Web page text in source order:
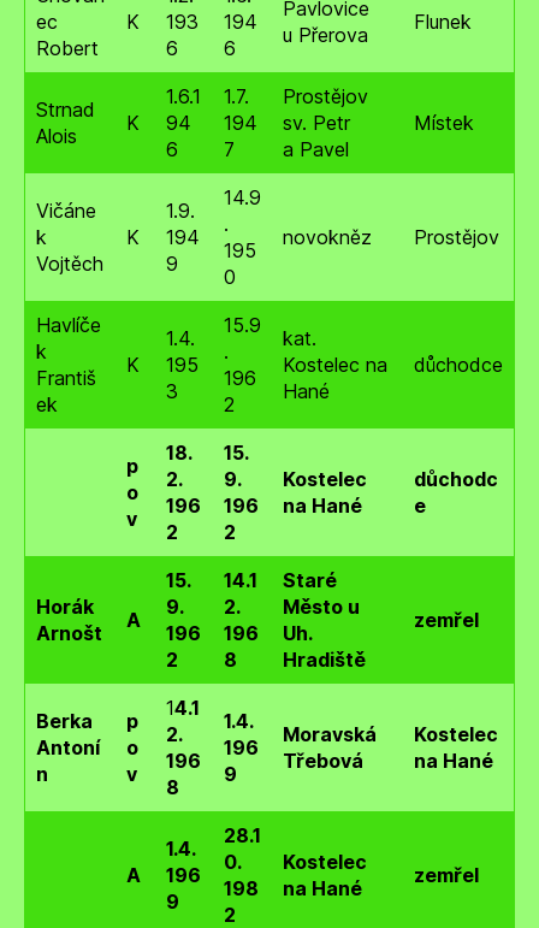
ec
Robert
K
193
6
194
6
Pavlovice
u Přerova
Flunek
Strnad
Alois
K
1.6.1
94
6
1.7.
194
7
Prostějov
sv. Petr
a Pavel
Místek
Vičáne
k
Vojtěch
K
1.9.
194
9
14.9
.
195
0
novokněz Prostějov
Havlíče
k
Františ
ek
K
1.4.
195
3
15.9
.
196
2
kat.
Kostelec na
Hané
důchodce
p
o
v
18.
2.
196
2
15.
9.
196
2
Kostelec
na Hané
důchodc
e
Horák
Arnošt
A
15.
9.
196
2
14.1
2.
196
8
Staré
Město u
Uh.
Hradiště
zemřel
Berka
Antoní
n
p
o
v
14.1
2.
196
8
1.4.
196
9
Moravská
Třebová
Kostelec
na Hané
A
1.4.
196
9
28.1
0.
198
2
Kostelec
na Hané
zemřel